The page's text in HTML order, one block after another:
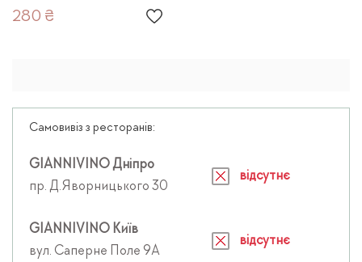
280 ₴
Самовивіз з ресторанів:
GIANNIVINO Дніпро
пр. Д.Яворницького 30
відсутнє
GIANNIVINO Київ
вул. Саперне Поле 9А
відсутнє